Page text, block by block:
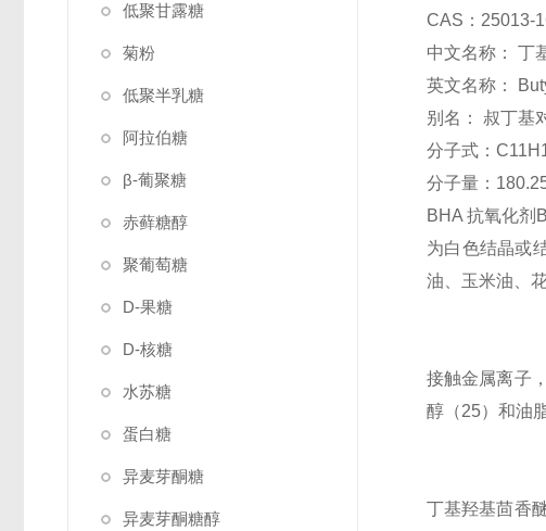
低聚甘露糖
菊粉
低聚半乳糖
阿拉伯糖
β-葡聚糖
赤藓糖醇
聚葡萄糖
D-果糖
D-核糖
水苏糖
蛋白糖
异麦芽酮糖
异麦芽酮糖醇
CAS：25013-
中文名称： 丁
英文名称：
别名： 叔丁基
分子式：
分子量：
BHA 抗氧化剂
为白色结晶或
油、玉米油、
接触金属离子
醇（25）和油
丁基羟基茴香